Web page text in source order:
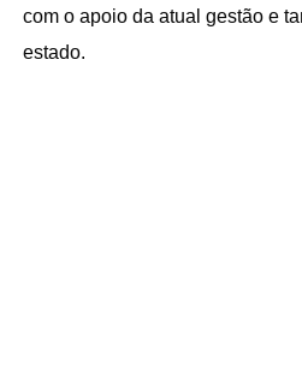
com o apoio da atual gestão e
estado.